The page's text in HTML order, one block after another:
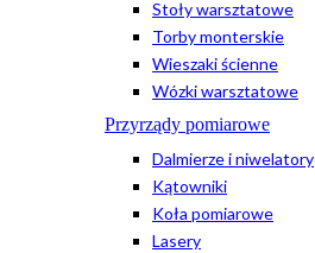
Stoły warsztatowe
Torby monterskie
Wieszaki ścienne
Wózki warsztatowe
Przyrządy pomiarowe
Dalmierze i niwelatory
Kątowniki
Koła pomiarowe
Lasery